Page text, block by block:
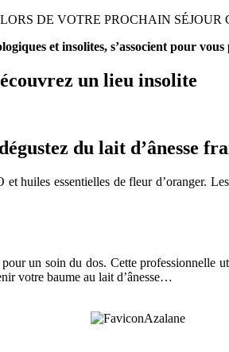
DE VOTRE PROCHAIN SÉJOUR
et insolites, s’associent pour
un lieu insolite
du lait d’ânesse
huiles essentielles de fleur d’oranger.
un soin du dos. Cette professionnelle
votre baume au lait d’ânesse…